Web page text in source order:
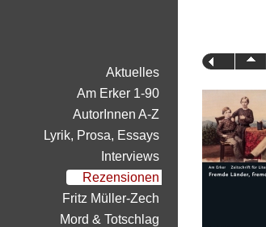
Aktuelles
Am Erker 1-90
AutorInnen A-Z
Lyrik, Prosa, Essays
Interviews
Rezensionen
Fritz Müller-Zech
Mord & Totschlag